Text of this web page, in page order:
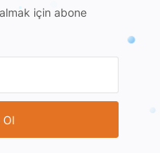
için abone
Ol